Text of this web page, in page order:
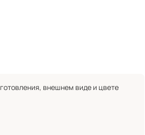
внешнем виде и цвете